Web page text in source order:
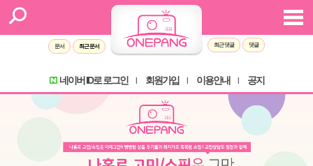
문서 최근 문서 최근 댓글 댓글
네이버 ID로 로그인 회원가입 이용안내 공지